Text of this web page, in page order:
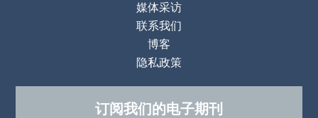
媒体采访
联系我们
博客
隐私政策
订阅我们的电子期刊